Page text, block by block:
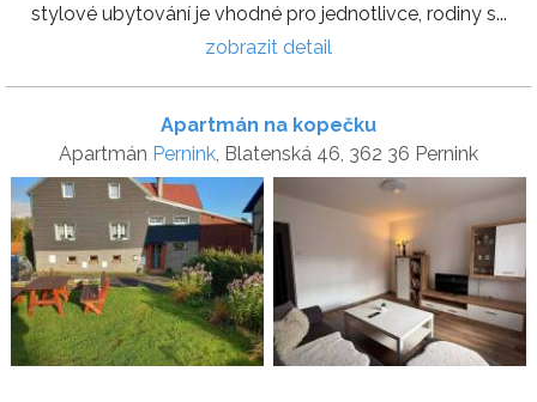
stylové ubytování je vhodné pro jednotlivce, rodiny s...
zobrazit detail
Apartmán na kopečku
Apartmán Pernink , Blatenská 46, 362 36 Pernink